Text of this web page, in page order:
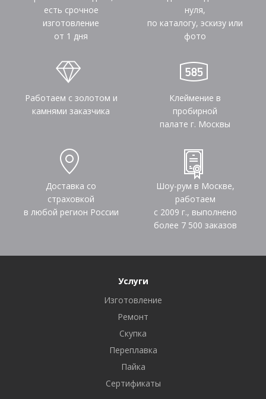
есть срочное
изготовление
от 1 дня
нуля,
по каталогу, эскизу или
фото
Работаем с золотом и
камнями заказчика
Клеймение в
пробирной
палате г. Москвы
Доставка со
страховкой
в любой регион России
Шоу-рум в Москве,
работаем
с 2009 г., выполнено
более 7 500 заказов
Услуги
Изготовление
Ремонт
Скупка
Переплавка
Пайка
Сертификаты